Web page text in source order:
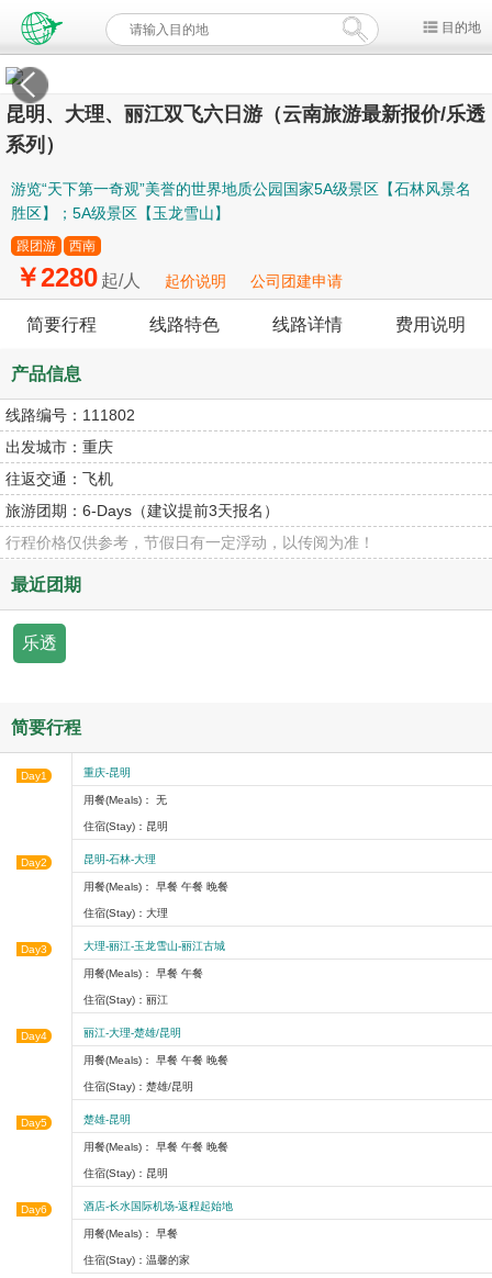
目的地
昆明、大理、丽江双飞六日游（云南旅游最新报价/乐透
系列）
游览“天下第一奇观”美誉的世界地质公园国家5A级景区【石林风景名
胜区】；5A级景区【玉龙雪山】
跟团游 西南
￥2280 起/人 起价说明 公司团建申请
简要行程 线路特色 线路详情 费用说明
产品信息
线路编号： 111802
出发城市： 重庆
往返交通： 飞机
旅游团期： 6-Days（建议提前3天报名）
行程价格仅供参考，节假日有一定浮动，以传阅为准！
最近团期
乐透
简要行程
Day1 重庆-昆明
用餐(Meals)： 无
住宿(Stay)：昆明
Day2 昆明-石林-大理
用餐(Meals)： 早餐 午餐 晚餐
住宿(Stay)：大理
Day3 大理-丽江-玉龙雪山-丽江古城
用餐(Meals)： 早餐 午餐
住宿(Stay)：丽江
Day4 丽江-大理-楚雄/昆明
用餐(Meals)： 早餐 午餐 晚餐
住宿(Stay)：楚雄/昆明
Day5 楚雄-昆明
用餐(Meals)： 早餐 午餐 晚餐
住宿(Stay)：昆明
Day6 酒店-长水国际机场-返程起始地
用餐(Meals)： 早餐
住宿(Stay)：温馨的家